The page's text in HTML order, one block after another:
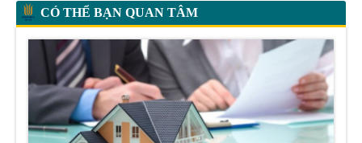
CÓ THỂ BẠN QUAN TÂM